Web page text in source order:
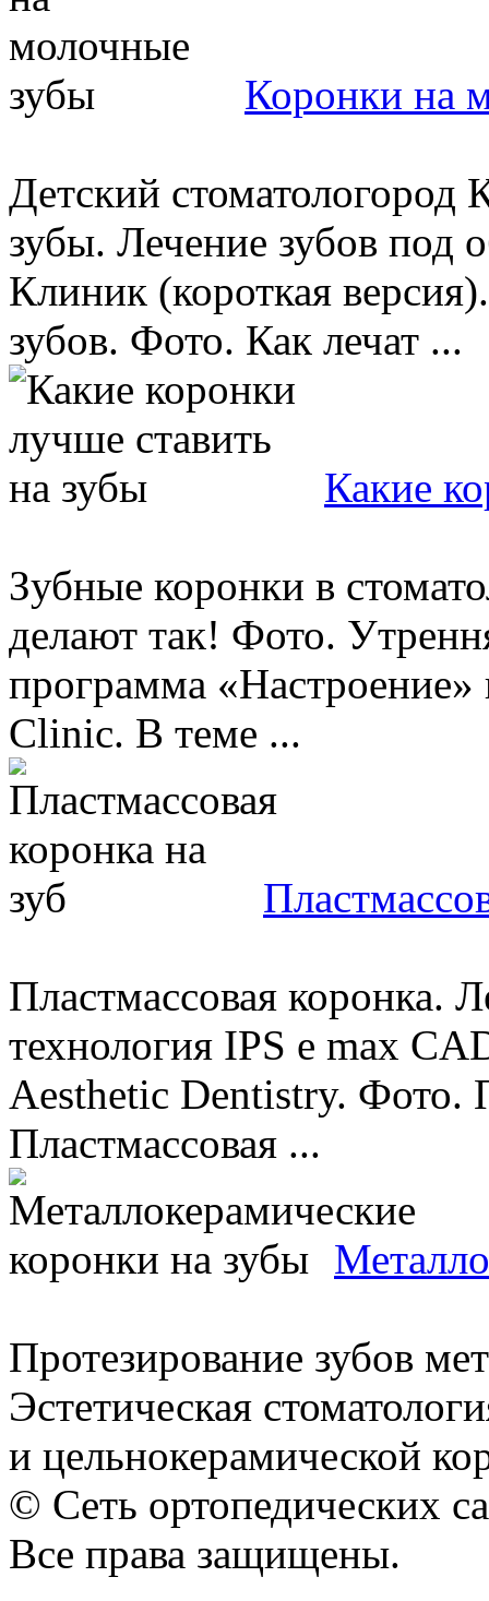
Коронки на
Детский
зубы. Лечение зубов под
Клиник (короткая
зубов. Фото. Как лечат ...
Какие
Зубные коронки в
делают так! Фото.
программа
Clinic. В теме ...
Пластмассовая коронка.
технология IPS e max
Aesthetic Dentistry. Фото.
Пластмассовая ...
Протезирование зубов
Эстетическая
и цельнокерамической
© Сеть ортопедических
Все права защищены.